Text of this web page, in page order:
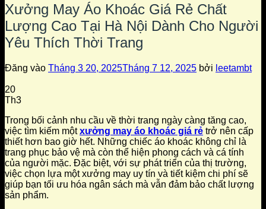
Xưởng May Áo Khoác Giá Rẻ Chất
Lượng Cao Tại Hà Nội Dành Cho Người
Yêu Thích Thời Trang
Đăng vào Tháng 3 20, 2025Tháng 7 12, 2025 bởi leetambt
20
Th3
Trong bối cảnh nhu cầu về thời trang ngày càng tăng cao,
việc tìm kiếm mộtxưởng may áo khoác giá rẻ trở nên cấp
thiết hơn bao giờ hết. Những chiếc áo khoác không chỉ là
trang phục bảo vệ mà còn thể hiện phong cách và cá tính
của người mặc. Đặc biệt, với sự phát triển của thị trường,
việc chọn lựa một xưởng may uy tín và tiết kiệm chi phí sẽ
giúp bạn tối ưu hóa ngân sách mà vẫn đảm bảo chất lượng
sản phẩm.